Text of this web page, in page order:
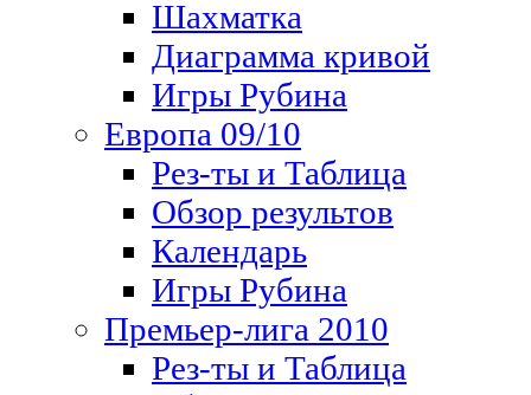
Шахматка
Диаграмма кривой
Игры Рубина
Европа 09/10
Рез-ты и Таблица
Обзор результов
Календарь
Игры Рубина
Премьер-лига 2010
Рез-ты и Таблица